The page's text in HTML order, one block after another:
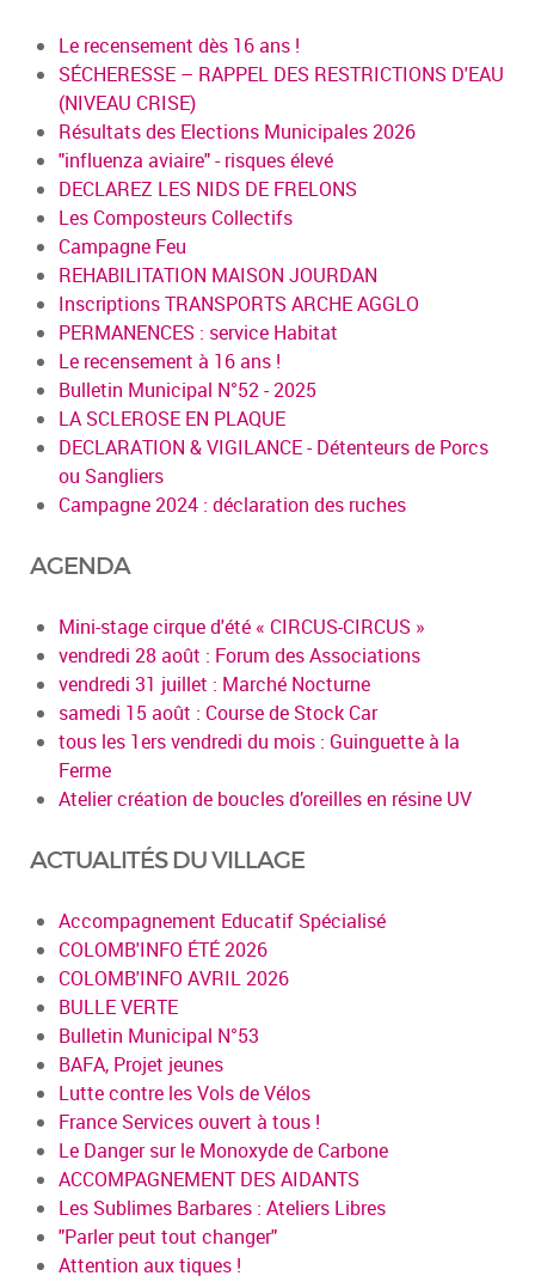
Le recensement dès 16 ans !
SÉCHERESSE – RAPPEL DES RESTRICTIONS D'EAU
(NIVEAU CRISE)
Résultats des Elections Municipales 2026
"influenza aviaire" - risques élevé
DECLAREZ LES NIDS DE FRELONS
Les Composteurs Collectifs
Campagne Feu
REHABILITATION MAISON JOURDAN
Inscriptions TRANSPORTS ARCHE AGGLO
PERMANENCES : service Habitat
Le recensement à 16 ans !
Bulletin Municipal N°52 - 2025
LA SCLEROSE EN PLAQUE
DECLARATION & VIGILANCE - Détenteurs de Porcs
ou Sangliers
Campagne 2024 : déclaration des ruches
AGENDA
Mini-stage cirque d'été « CIRCUS-CIRCUS »
vendredi 28 août : Forum des Associations
vendredi 31 juillet : Marché Nocturne
samedi 15 août : Course de Stock Car
tous les 1ers vendredi du mois : Guinguette à la
Ferme
Atelier création de boucles d’oreilles en résine UV
ACTUALITÉS DU VILLAGE
Accompagnement Educatif Spécialisé
COLOMB'INFO ÉTÉ 2026
COLOMB'INFO AVRIL 2026
BULLE VERTE
Bulletin Municipal N°53
BAFA, Projet jeunes
Lutte contre les Vols de Vélos
France Services ouvert à tous !
Le Danger sur le Monoxyde de Carbone
ACCOMPAGNEMENT DES AIDANTS
Les Sublimes Barbares : Ateliers Libres
"Parler peut tout changer"
Attention aux tiques !